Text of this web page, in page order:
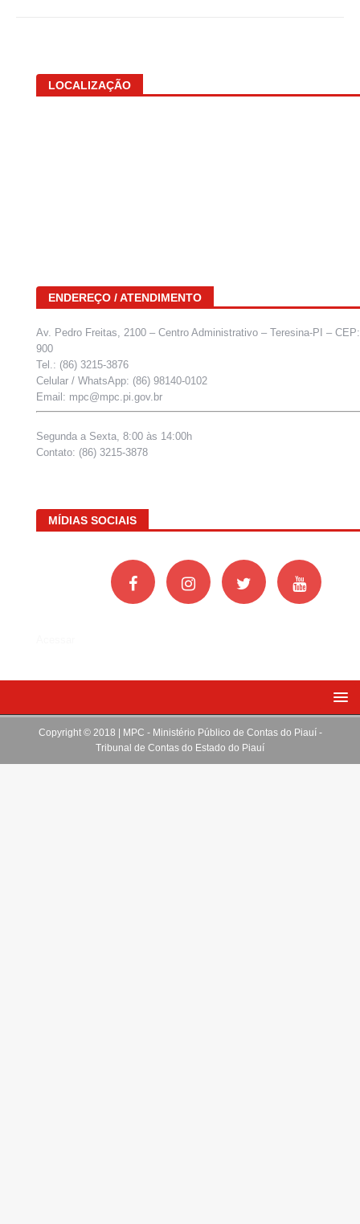
LOCALIZAÇÃO
ENDEREÇO / ATENDIMENTO
Av. Pedro Freitas, 2100 – Centro Administrativo – Teresina-PI –
900
Tel.: (86) 3215-3876
Celular / WhatsApp: (86) 98140-0102
Email: mpc@mpc.pi.gov.br
Segunda a Sexta, 8:00 às 14:00h
Contato: (86) 3215-3878
MÍDIAS SOCIAIS
Copyright © 2018 | MPC - Ministério Público de Contas do Piauí -
Tribunal de Contas do Estado do Piauí